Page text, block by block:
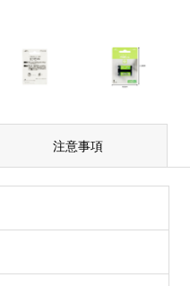
注意事項